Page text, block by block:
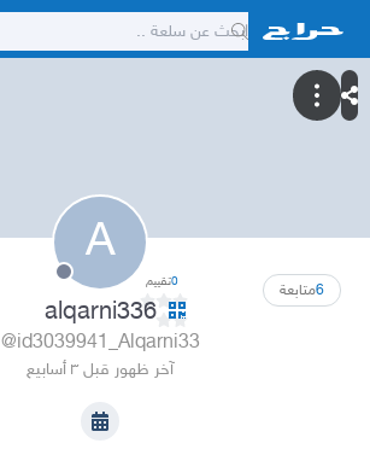
A
6متابعة 0تقييم
alqarni336
@id3039941_Alqarni33
آخر ظهور قبل ٣ أسابيع